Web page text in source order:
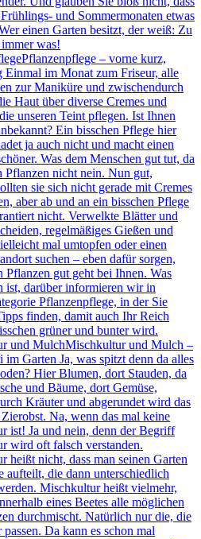
und Sommermonaten etwas
einen Garten besitzt, der weiß: Zu
was!
Pflanzenpflege – vorne kurz,
Einmal im Monat zum Friseur, alle
zur Maniküre und zwischendurch
Haut über diverse Cremes und
unseren Teint pflegen. Ist Ihnen
Ein bisschen Pflege hier
ja auch nicht und macht einen
Was dem Menschen gut tut, da
Pflanzen nicht nein. Nun gut,
sie sich nicht gerade mit Cremes
aber ab und an ein bisschen Pflege
nicht. Verwelkte Blätter und
regelmäßiges Gießen und
mal umtopfen oder einen
suchen – eben dafür sorgen,
Pflanzen gut geht bei Ihnen. Was
ist, darüber informieren wir in
Pflanzenpflege, in der Sie
finden, damit auch Ihr Reich
grüner und bunter wird.
und MulchMischkultur und Mulch –
Garten Ja, was spitzt denn da alles
Hier Blumen, dort Stauden, da
und Bäume, dort Gemüse,
Kräuter und abgerundet wird das
Na, wenn das mal keine
ist! Ja und nein, denn der Begriff
wird oft falsch verstanden.
heißt nicht, dass man seinen Garten
aufteilt, die dann unterschiedlich
Mischkultur heißt vielmehr,
eines Beetes alle möglichen
durchmischt. Natürlich nur die, die
passen. Da kann es schon mal